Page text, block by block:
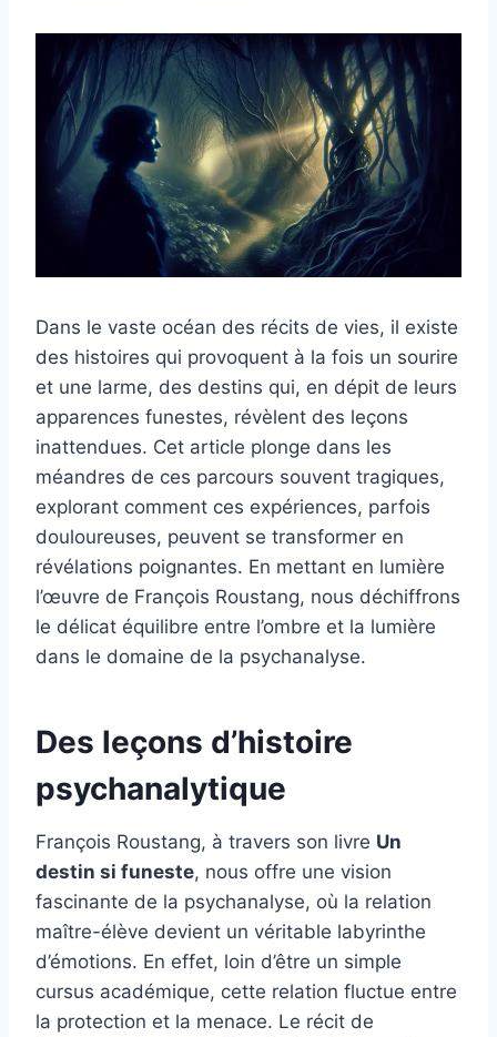
Dans le vaste océan des récits de vies, il existe
des histoires qui provoquent à la fois un sourire
et une larme, des destins qui, en dépit de leurs
apparences funestes, révèlent des leçons
inattendues. Cet article plonge dans les
méandres de ces parcours souvent tragiques,
explorant comment ces expériences, parfois
douloureuses, peuvent se transformer en
révélations poignantes. En mettant en lumière
l’œuvre de François Roustang, nous déchiffrons
le délicat équilibre entre l’ombre et la lumière
dans le domaine de la psychanalyse.
Des leçons d’histoire
psychanalytique
François Roustang, à travers son livre Un
destin si funeste, nous offre une vision
fascinante de la psychanalyse, où la relation
maître-élève devient un véritable labyrinthe
d’émotions. En effet, loin d’être un simple
cursus académique, cette relation fluctue entre
la protection et la menace. Le récit de